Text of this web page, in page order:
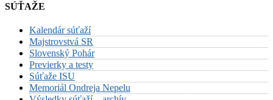
SÚŤAŽE
Kalendár súťaží
Majstrovstvá SR
Slovenský Pohár
Previerky a testy
Súťaže ISU
Memoriál Ondreja Nepelu